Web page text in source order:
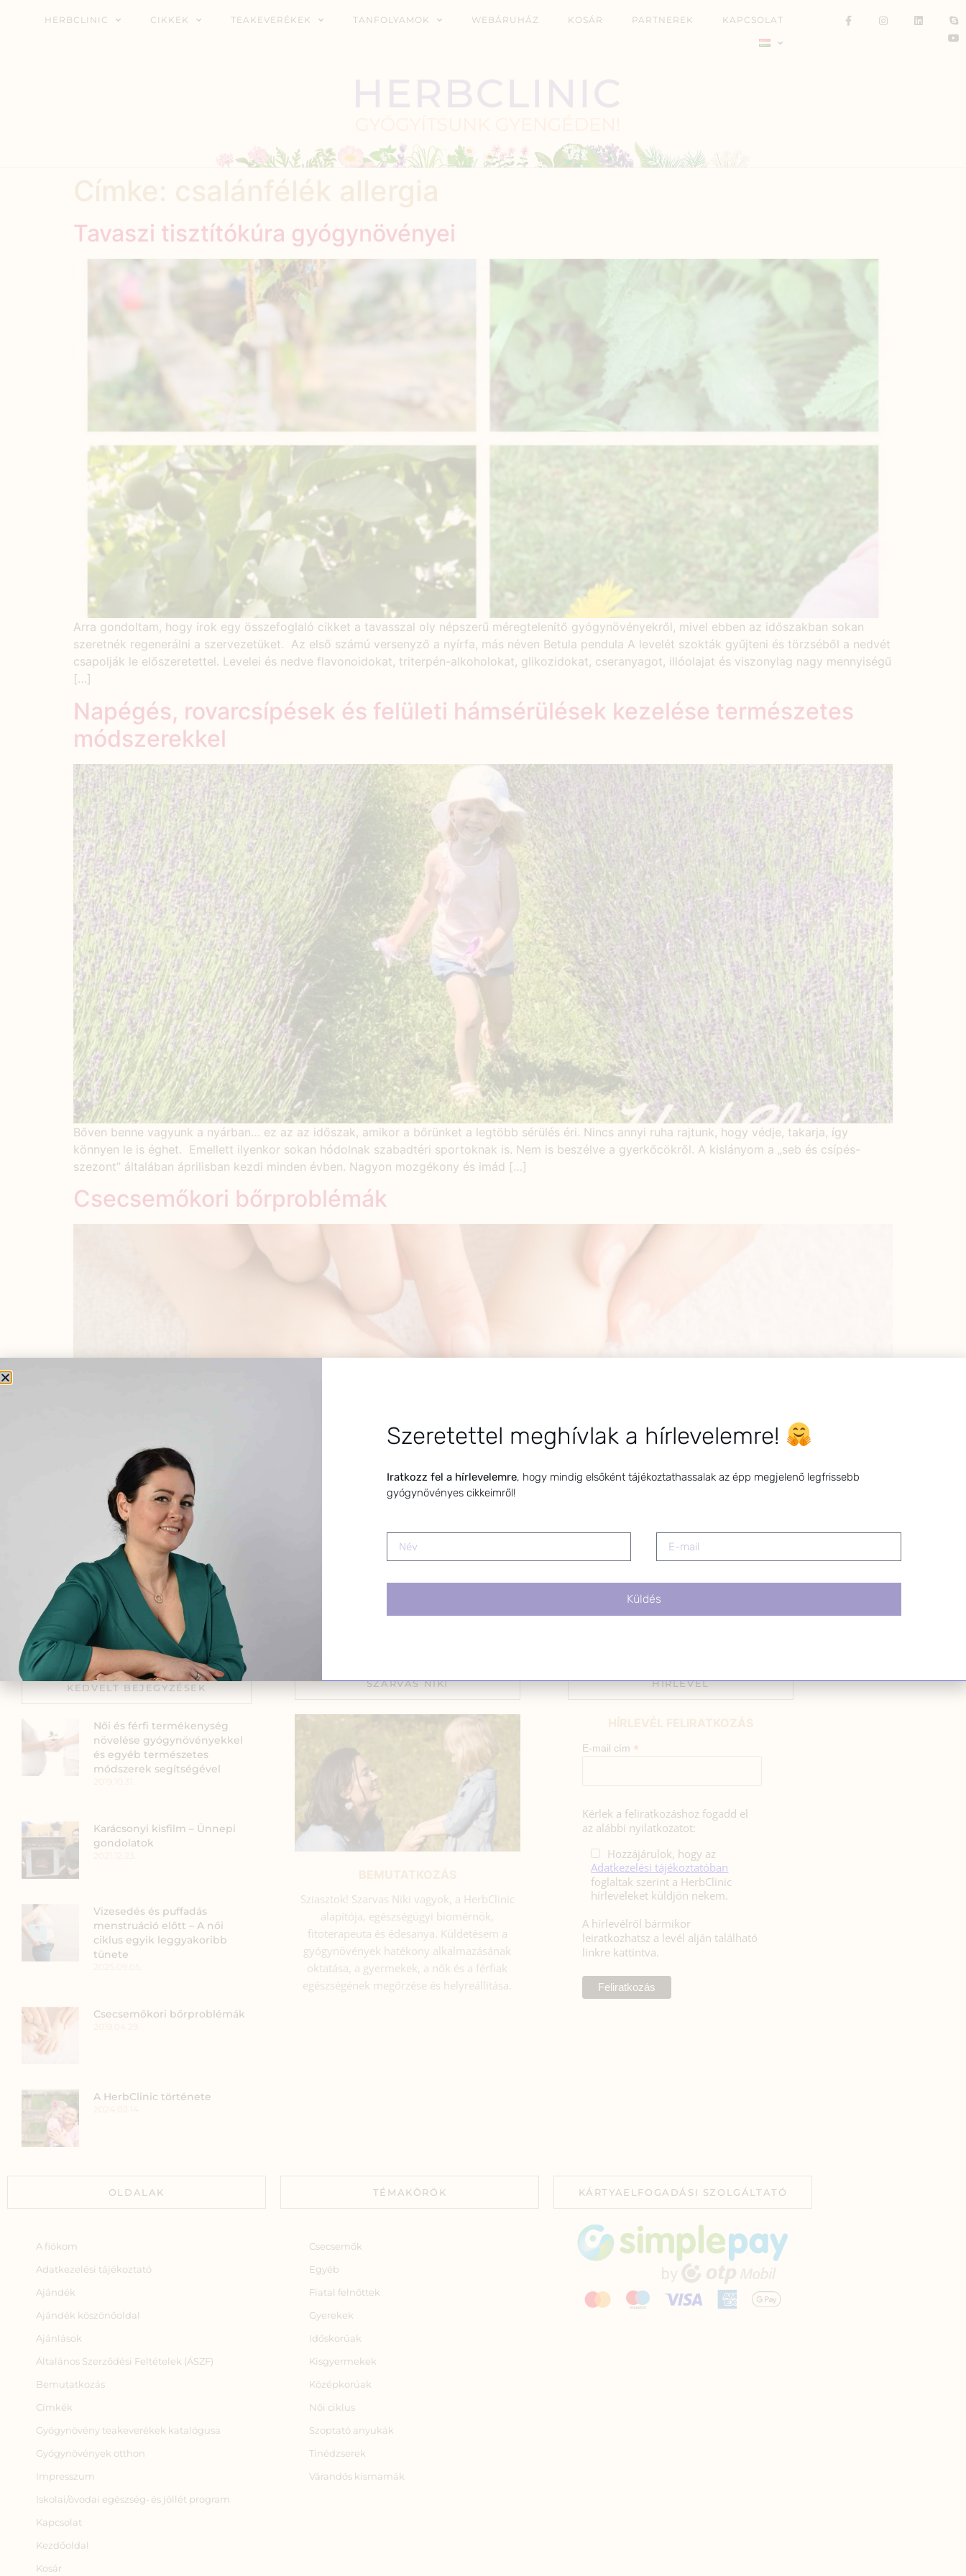
HERBCLINIC CIKKEK TEAKEVERÉKEK TANFOLYAMOK WEBÁRUHÁZ KOSÁR PARTNEREK KAPCSOLAT
Tavaszi tisztítókúra gyógynövényei
Arra gondoltam, hogy írok egy összefoglaló cikket a tavasszal oly népszerű méregtelenítő gyógynövényekről, mivel ebben az időszakban sokan
szeretnék regenerálni a szervezetüket. Az első számú versenyző a nyírfa, más néven Betula pendula A levelét szokták gyűjteni és törzséből a nedvét
csapolják le előszeretettel. Levelei és nedve flavonoidokat, triterpén-alkoholokat, glikozidokat, cseranyagot, illóolajat és viszonylag nagy mennyiségű
[…]
Napégés, rovarcsípések és felületi hámsérülések kezelése természetes
módszerekkel
Bőven benne vagyunk a nyárban… ez az az időszak, amikor a bőrünket a legtöbb sérülés éri. Nincs annyi ruha rajtunk, hogy védje, takarja, így
könnyen le is éghet. Emellett ilyenkor sokan hódolnak szabadtéri sportoknak is. Nem is beszélve a gyerkőcökről. A kislányom a „seb és csípés-
szezont” általában áprilisban kezdi minden évben. Nagyon mozgékony és imád […]
Csecsemőkori bőrproblémák
Egy nagyon gyakori témát választottam a mai napra, a csecsemőkori bőrproblémákat. Szeretnék egy kicsit a megelőzéssel kapcsolatban is segíteni,
és ha már kialakult, arra megoldást, gyógymódot ajánlani Nektek. Nekem szerencsém volt ezen a téren a kislányommal. Nála a koszmón
(csecsemőkori szeborreás ekcéma) és a téli időszak alatt jelentkező száraz ekcémán (atópiás ekcéma) kívül, nem volt […]
KEDVELT BEJEGYZÉSEK
Női és férfi termékenység
növelése gyógynövényekkel
és egyéb természetes
módszerek segítségével
Karácsonyi kisfilm – Ünnepi
gondolatok
Vizesedés és puffadás
menstruáció előtt – A női
ciklus egyik leggyakoribb
tünete
Csecsemőkori bőrproblémák
A HerbClinic története
SZARVAS NIKI
Sziasztok! Szarvas Niki vagyok, a HerbClinic
alapítója, egészségügyi biomérnök,
fitoterapeuta és édesanya. Küldetésem a
gyógynövények hatékony alkalmazásának
oktatása, a gyermekek, a nők és a férfiak
egészségének megőrzése és helyreállítása.
HÍRLEVÉL
E-mail cím *
Kérlek a feliratkozáshoz fogadd el
az alábbi nyilatkozatot:
Hozzájárulok, hogy az
Adatkezelési tájékoztatóban
foglaltak szerint a HerbClinic
hírleveleket küldjön nekem.
A hírlevélről bármikor
leiratkozhatsz a levél alján található
linkre kattintva.
OLDALAK
A fiókom
Adatkezelési tájékoztató
Ajándék
Ajándék köszönőoldal
Ajánlások
Általános Szerződési Feltételek (ÁSZF)
Bemutatkozás
Címkék
Gyógynövény teakeverékek katalógusa
Gyógynövények otthon
Impresszum
Iskolai/óvodai egészség‑ és jóllét program
Kapcsolat
Kezdőoldal
Kosár
TÉMAKÖRÖK
Csecsemők
Egyéb
Fiatal felnőttek
Gyerekek
Időskorúak
Kisgyermekek
Középkorúak
Női ciklus
Szoptató anyukák
Tinédzserek
Várandós kismamák
KÁRTYAELFOGADÁSI SZOLGÁLTATÓ
Szeretettel meghívlak a hírlevelemre!
Iratkozz fel a hírlevelemre, hogy mindig elsőként tájékoztathassalak az épp megjelenő legfrissebb
gyógynövényes cikkeimről!
Küldés